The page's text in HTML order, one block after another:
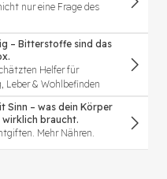
nur eine Frage des
– Bitterstoffe sind das
Helfer für
Leber & Wohlbefinden
Sinn – was dein Körper
wirklich braucht.
Mehr Nähren.